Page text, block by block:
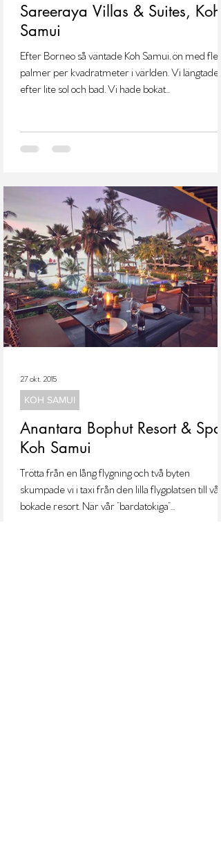
Sareeraya Villas & Suites, Koh
Samui
Efter Borneo så väntade Koh Samui, ön med flest
palmer per kvadratmeter i världen. Vi längtade
efter lite sol och bad. Vi hade bokat...
Anantara Bophut Resort & Spa,
Koh Samui
Trötta från en lång flygning och två byten
skumpade vi i taxi från den lilla flygplatsen till vår
bokade resort. När vår ”bardatokiga”...
KOH SAMUI
27 okt. 2015